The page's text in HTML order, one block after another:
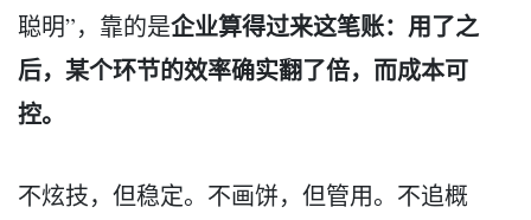
聪明”，靠的是企业算得过来这笔账：用了之
后，某个环节的效率确实翻了倍，而成本可
控。
不炫技，但稳定。不画饼，但管用。不追概